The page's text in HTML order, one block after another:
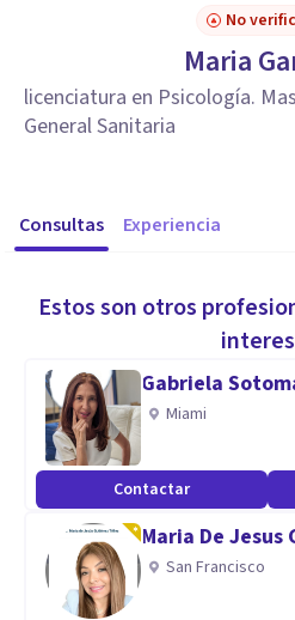
No
Maria
licenciatura en Psicología.
General Sanitaria
Consultas Experiencia
Estos son otros
Gabriela
Miami
Contactar
Maria De
San Francisco